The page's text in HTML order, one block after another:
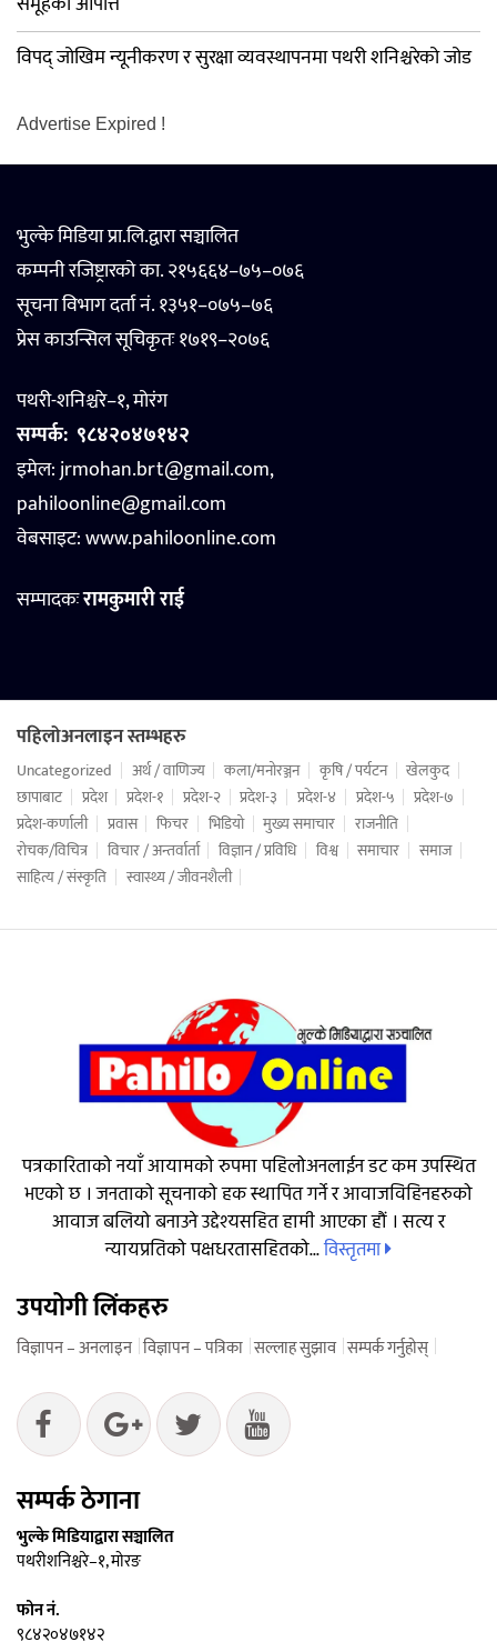
विपद् जोखिम न्यूनीकरण र सुरक्षा व्यवस्थापनमा पथरी शनिश्चरेको जोड
Advertise Expired !
भुल्के मिडिया प्रा.लि.द्वारा सञ्चालित
कम्पनी रजिष्ट्रारको का. २१५६६४–७५–०७६
सूचना विभाग दर्ता नं. १३५१–०७५–७६
प्रेस काउन्सिल सूचिकृतः १७१९–२०७६
पथरी-शनिश्चरे–१, मोरंग
सम्पर्क: ९८४२०४७१४२
इमेल: jrmohan.brt@gmail.com,
pahiloonline@gmail.com
वेबसाइट:www.pahiloonline.com
सम्पादकःरामकुमारी राई
पहिलोअनलाइन स्तम्भहरु
Uncategorized अर्थ / वाणिज्य कला/मनोरञ्जन कृषि / पर्यटन
खेलकुद
छापाबाट
प्रदेश प्रदेश-१ प्रदेश-२ प्रदेश-३ प्रदेश-४ प्रदेश-५
प्रदेश-७
प्रदेश-कर्णाली
प्रवास फिचर भिडियो मुख्य समाचार
राजनीति
रोचक/विचित्र
विचार / अन्तर्वार्ता विज्ञान / प्रविधि विश्व समाचार
समाज
साहित्य / संस्कृति
स्वास्थ्य / जीवनशैली
पत्रकारिताको नयाँ आयामको रुपमा पहिलोअनलाईन डट कम उपस्थित
भएको छ । जनताको सूचनाको हक स्थापित गर्ने र आवाजविहिनहरुको
आवाज बलियो बनाउने उद्देश्यसहित हामी आएका हौं । सत्य र
न्यायप्रतिको पक्षधरतासहितको...विस्तृतमा
उपयोगी लिंकहरु
विज्ञापन – अनलाइन विज्ञापन – पत्रिका सल्लाह सुझाव सम्पर्क गर्नुहोस्
सम्पर्क ठेगाना
भुल्के मिडियाद्वारा सञ्चालित
पथरीशनिश्चरे–१, मोरङ
फोन नं.
९८४२०४७१४२